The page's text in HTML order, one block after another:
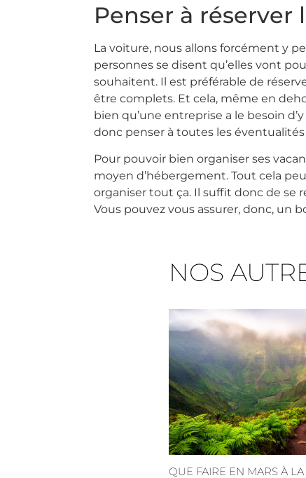
Penser à réserver
La voiture, nous allons forcément y
personnes se disent qu’elles vont
souhaitent. Il est préférable de
être complets. Et cela, même en
bien qu’une entreprise a le besoin
donc penser à toutes les
Pour pouvoir bien organiser ses
moyen d’hébergement. Tout cela
organiser tout ça. Il suffit donc de se
Vous pouvez vous assurer, donc, un
NOS
QUE FAIRE EN MARS À